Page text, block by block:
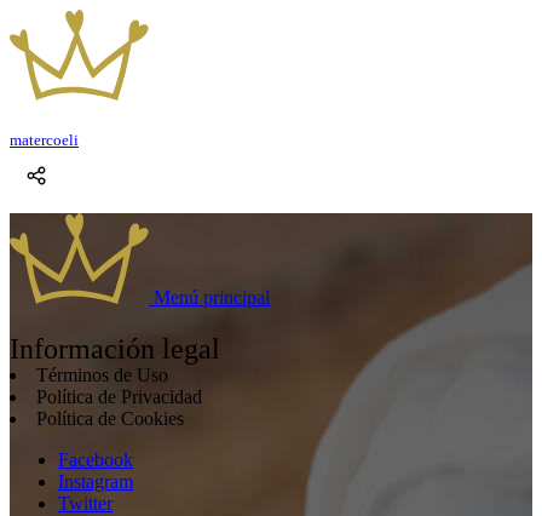
matercoeli
Menú principal
Información legal
Términos de Uso
Política de Privacidad
Política de Cookies
Facebook
Instagram
Twitter